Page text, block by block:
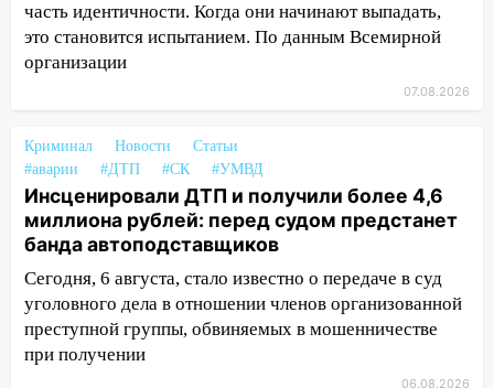
11:25 В Ульяновске ИИ будет выявлять
нарушителей на контейнерных
площадках
золота в составе сборной мира
11:16 В Ульяновске открыли памятную
доску декабристу Кондратию Рылееву
10:40
В Ульяновске спасатели ночью
нашли потерявшегося в заброшенных
садах 79-летнего мужчину
10:26 На нескольких улицах Ульяновска
временно отключили холодную воду
часть идентичности. Когда они начинают выпадать,
это становится испытанием. По данным Всемирной
организации
07.08.2026
Криминал Новости
Статьи
#аварии
#ДТП #СК #УМВД
Инсценировали ДТП и получили более 4,6
миллиона рублей: перед судом предстанет
банда автоподставщиков
Сегодня, 6 августа, стало известно о передаче в суд
уголовного дела в отношении членов организованной
преступной группы, обвиняемых в мошенничестве
при получении
06.08.2026